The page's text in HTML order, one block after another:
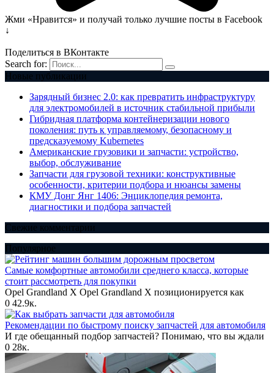
Жми «Нравится» и получай только лучшие посты в Facebook
↓
Поделиться в ВКонтакте
Search for:
Новые публикации
Зарядный бизнес 2.0: как превратить инфраструктуру
для электромобилей в источник стабильной прибыли
Гибридная платформа контейнеризации нового
поколения: путь к управляемому, безопасному и
предсказуемому Kubernetes
Американские грузовики и запчасти: устройство,
выбор, обслуживание
Запчасти для грузовой техники: конструктивные
особенности, критерии подбора и нюансы замены
КМУ Донг Янг 1406: Энциклопедия ремонта,
диагностики и подбора запчастей
Свежие комментарии
Популярное
Самые комфортные автомобили среднего класса, которые
стоит рассмотреть для покупки
Opel Grandland X Opel Grandland X позиционируется как
0 42.9к.
Рекомендации по быстрому поиску запчастей для автомобиля
И где обещанный подбор запчастей? Понимаю, что вы ждали
0 28к.